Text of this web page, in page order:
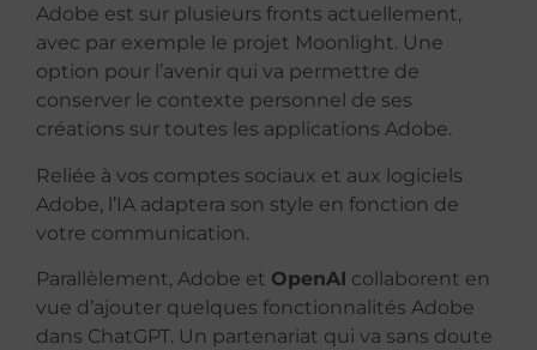
Adobe est sur plusieurs fronts actuellement,
avec par exemple le projet Moonlight. Une
option pour l’avenir qui va permettre de
conserver le contexte personnel de ses
créations sur toutes les applications Adobe.
Reliée à vos comptes sociaux et aux logiciels
Adobe, l’IA adaptera son style en fonction de
votre communication.
Parallèlement, Adobe et OpenAI collaborent en
vue d’ajouter quelques fonctionnalités Adobe
dans ChatGPT. Un partenariat qui va sans doute